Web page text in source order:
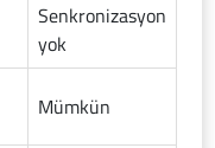
Senkronizasyon
yok
Mümkün